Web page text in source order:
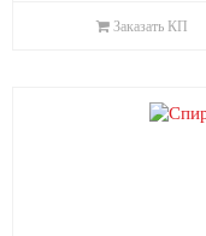
Заказать КП